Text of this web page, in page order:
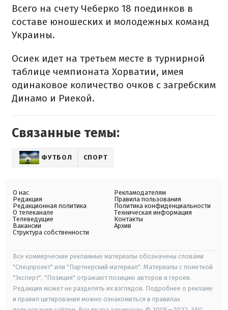
Всего на счету Чеберко 18 поединков в
составе юношеских и молодежных команд
Украины.
Осиек идет на третьем месте в турнирной
таблице чемпионата Хорватии, имея
одинаковое количество очков с загребским
Динамо и Риекой.
Связанные темы:
ФУТБОЛ СПОРТ
О нас
Редакция
Редакционная политика
О телеканале
Телеведущие
Вакансии
Структура собственности
Рекламодателям
Правила пользования
Политика конфиденциальности
Техническая информация
Контакты
Архив
Все коммерческие рекламные материалы обозначены словами
"Спецпроект" или "Партнерский материал". Материалы с пометкой
"Эксперт", "Позиция" отражают позицию авторов и героев.
Редакция может не разделять их взглядов. Подробнее о рекламе
и правил цитирования можно ознакомиться в правилах